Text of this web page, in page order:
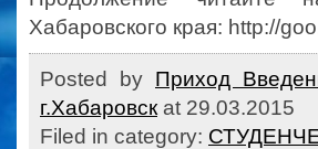
Хабаровского края: http://
Posted by Приход
г.Хабаровск at 29.03.2015
Filed in category: